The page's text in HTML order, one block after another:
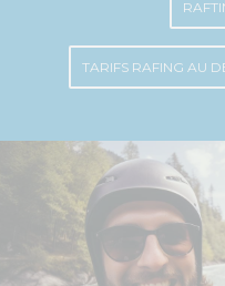
TARIFS RAFING AU